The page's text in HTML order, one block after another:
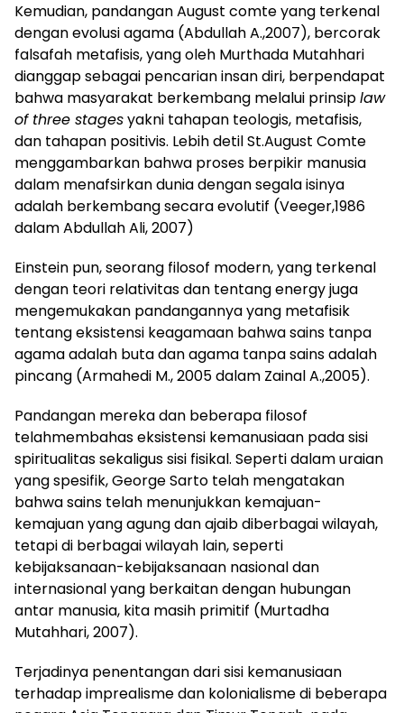
Kemudian, pandangan August comte yang terkenal
dengan evolusi agama (Abdullah A.,2007), bercorak
falsafah metafisis, yang oleh Murthada Mutahhari
dianggap sebagai pencarian insan diri, berpendapat
bahwa masyarakat berkembang melalui prinsiplaw
of three stagesyakni tahapan teologis, metafisis,
dan tahapan positivis. Lebih detil St.August Comte
menggambarkan bahwa proses berpikir manusia
dalam menafsirkan dunia dengan segala isinya
adalah berkembang secara evolutif (Veeger,1986
dalam Abdullah Ali, 2007)
Einstein pun, seorang filosof modern, yang terkenal
dengan teori relativitas dan tentang energy juga
mengemukakan pandangannya yang metafisik
tentang eksistensi keagamaan bahwa sains tanpa
agama adalah buta dan agama tanpa sains adalah
pincang (Armahedi M., 2005 dalam Zainal A.,2005).
Pandangan mereka dan beberapa filosof
telahmembahas eksistensi kemanusiaan pada sisi
spiritualitas sekaligus sisi fisikal. Seperti dalam uraian
yang spesifik, George Sarto telah mengatakan
bahwa sains telah menunjukkan kemajuan-
kemajuan yang agung dan ajaib diberbagai wilayah,
tetapi di berbagai wilayah lain, seperti
kebijaksanaan-kebijaksanaan nasional dan
internasional yang berkaitan dengan hubungan
antar manusia, kita masih primitif (Murtadha
Mutahhari, 2007).
Terjadinya penentangan dari sisi kemanusiaan
terhadap imprealisme dan kolonialisme di beberapa